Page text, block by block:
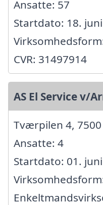
Ansatte: 57
Startdato: 18.
CVR: 31497914
AS El Service v/
Tværpilen 4,
Ansatte: 4
Startdato: 01.